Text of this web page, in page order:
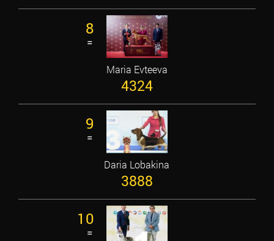
8
=
Maria Evteeva
4324
9
=
Daria Lobakina
3888
10
=